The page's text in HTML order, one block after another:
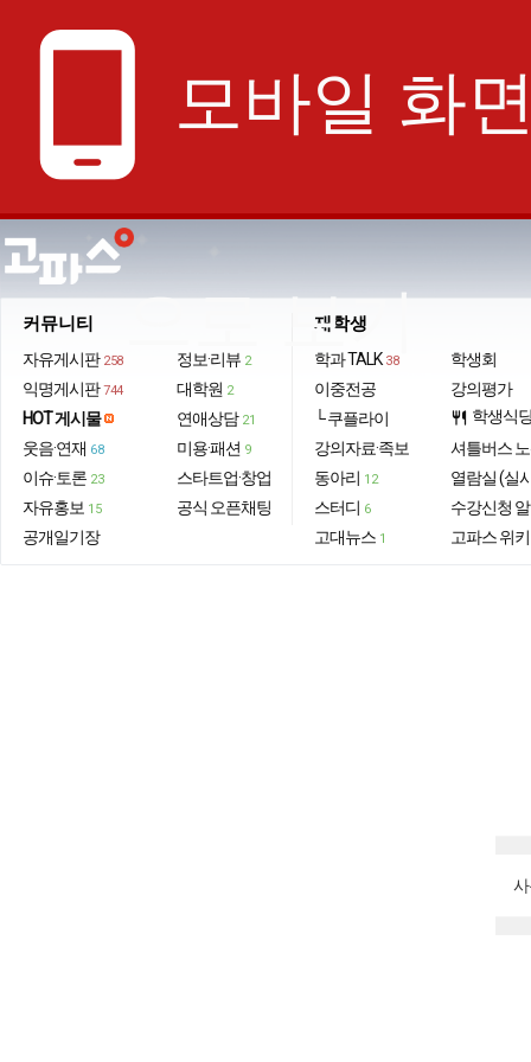
phone_android 모바일 화
으로 보기
커뮤니티
자유게시판 258
익명게시판 744
HOT 게시물
웃음·연재 68
이슈·토론 23
자유홍보 15
공개일기장
정보·리뷰 2
대학원 2
연애상담 21
미용·패션 9
스타트업·창업
공식 오픈채팅
재학생
학과 TALK 38
이중전공
└ 쿠플라이
강의자료·족보
동아리 12
스터디 6
고대뉴스 1
학생회
강의평가
restaurant 학생식
셔틀버스
열람실 (실
수강신청
고파스 위키